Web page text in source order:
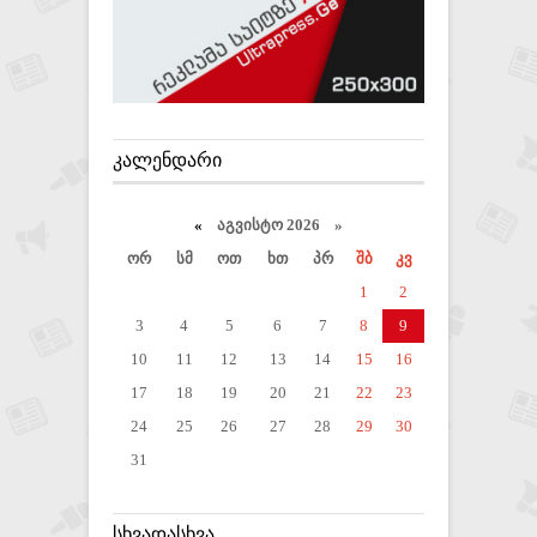
ᲙᲐᲚᲔᲜᲓᲐᲠᲘ
« აგვისტო 2026 »
ორ
სმ ოთ ხთ პრ შბ
კვ
1
2
3
4 5 6 7 8
9
10
11 12 13 14 15
16
17
18 19 20 21 22
23
24
25 26 27 28 29
30
31